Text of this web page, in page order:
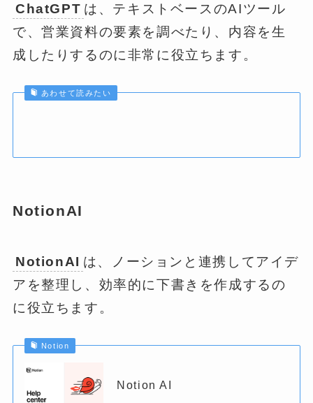
ChatGPT は、テキストベースのAIツール
で、営業資料の要素を調べたり、内容を生
成したりするのに非常に役立ちます。
あわせて読みたい
NotionAI
NotionAI は、ノーションと連携してアイデ
アを整理し、効率的に下書きを作成するの
に役立ちます。
Notion
Notion AI